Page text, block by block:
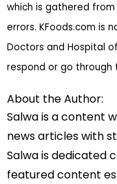
which is gathered
errors. KFoods.com is
Doctors and Hospital
respond or go through
About the Author:
Salwa is a content
news articles with
Salwa is dedicated
featured content